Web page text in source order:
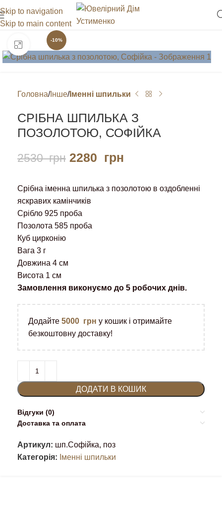
Skip to navigation
Skip to main content
-10%
Клацніть, щоб збільшити
Головна Інше Іменні шпильки
СРІБНА ШПИЛЬКА З
ПОЗОЛОТОЮ, СОФІЙКА
2530грн 2280 грн
Срібна іменна шпилька з позолотою в оздобленні
яскравих камінчиків
Срібло 925 проба
Позолота 585 проба
Куб цирконію
Вага 3 г
Довжина 4 см
Висота 1 см
Замовлення виконуємо до 5 робочих днів.
Додайте 5000 грн у кошик і отримайте
безкоштовну доставку!
ДОДАТИ В КОШИК
Відгуки (0)
Доставка та оплата
Артикул: шп.Софійка, поз
Категорія: Іменні шпильки